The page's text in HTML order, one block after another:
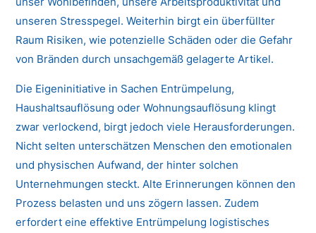
unseren Stresspegel. Weiterhin birgt ein überfüllter
Raum Risiken, wie potenzielle Schäden oder die Gefahr
von Bränden durch unsachgemäß gelagerte Artikel.
Die Eigeninitiative in Sachen Entrümpelung,
Haushaltsauflösung oder Wohnungsauflösung klingt
zwar verlockend, birgt jedoch viele Herausforderungen.
Nicht selten unterschätzen Menschen den emotionalen
und physischen Aufwand, der hinter solchen
Unternehmungen steckt. Alte Erinnerungen können den
Prozess belasten und uns zögern lassen. Zudem
erfordert eine effektive Entrümpelung logistisches